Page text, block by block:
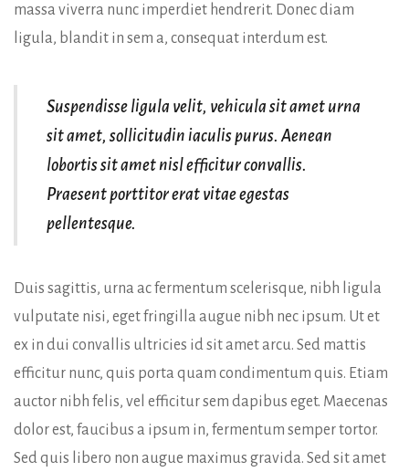
massa viverra nunc imperdiet hendrerit. Donec diam
ligula, blandit in sem a, consequat interdum est.
Suspendisse ligula velit, vehicula sit amet urna
sit amet, sollicitudin iaculis purus. Aenean
lobortis sit amet nisl efficitur convallis.
Praesent porttitor erat vitae egestas
pellentesque.
Duis sagittis, urna ac fermentum scelerisque, nibh ligula
vulputate nisi, eget fringilla augue nibh nec ipsum. Ut et
ex in dui convallis ultricies id sit amet arcu. Sed mattis
efficitur nunc, quis porta quam condimentum quis. Etiam
auctor nibh felis, vel efficitur sem dapibus eget. Maecenas
dolor est, faucibus a ipsum in, fermentum semper tortor.
Sed quis libero non augue maximus gravida. Sed sit amet